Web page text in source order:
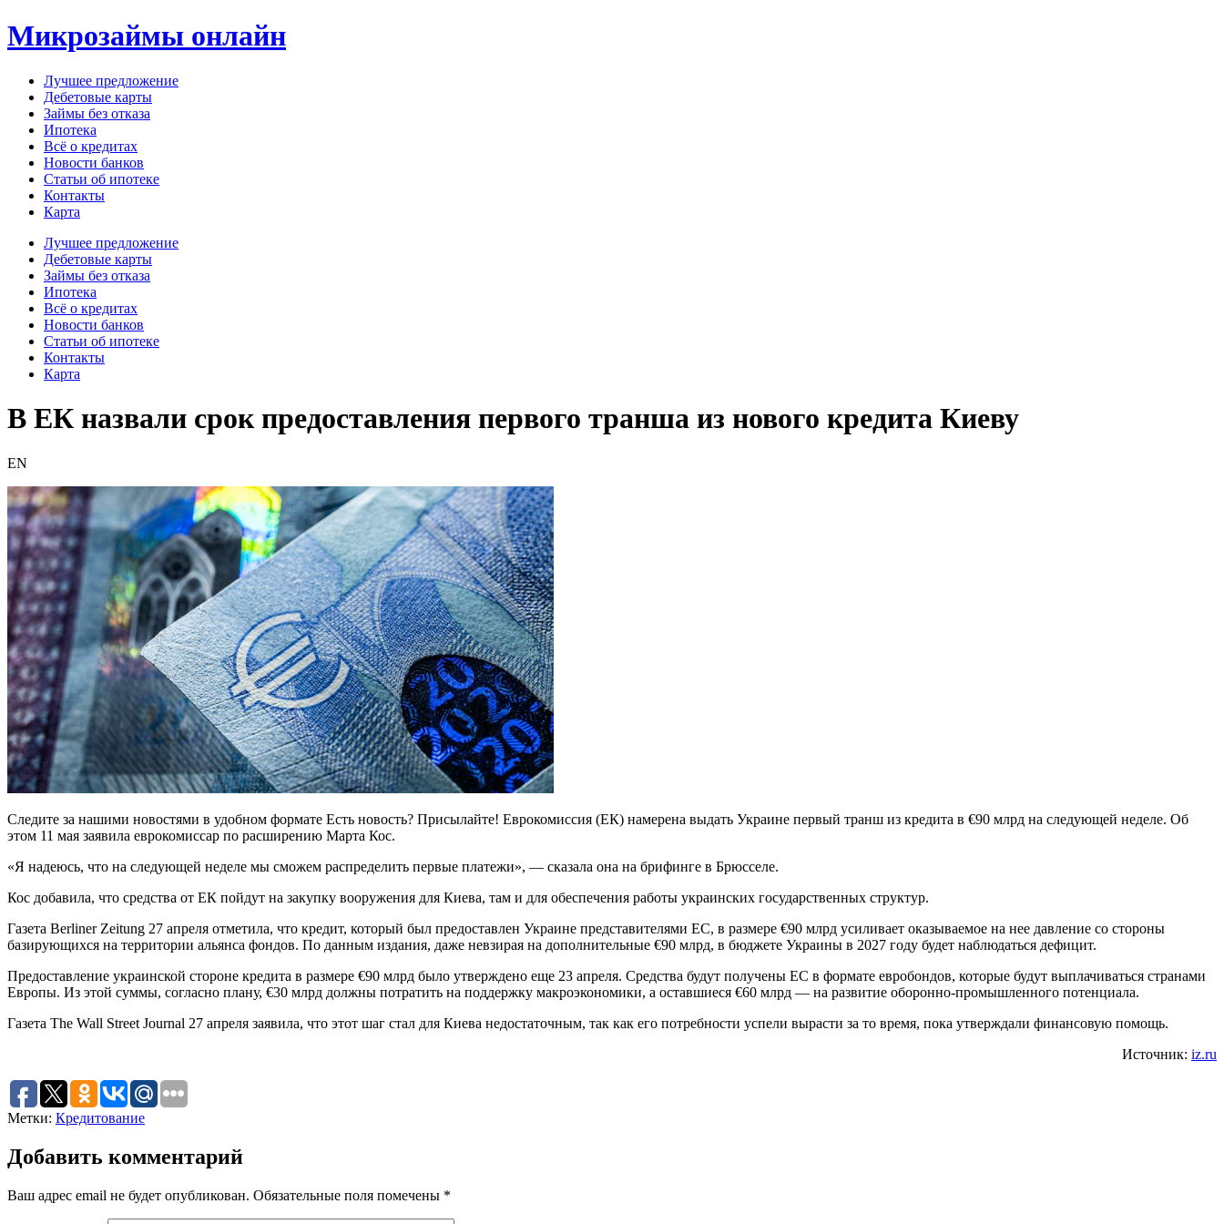
Перейти
к
Микрозаймы онлайн
Лучшее предложение
Дебетовые карты
Займы без отказа
Ипотека
Всё о кредитах
Новости банков
Статьи об ипотеке
Контакты
Карта
Меню Лучшее предложение
Дебетовые карты
Займы без отказа
Ипотека
Всё о кредитах
Новости банков
Статьи об ипотеке
Контакты
Карта
В ЕК назвали срок предоставления первого транша из нового кредита Киеву
EN
Следите за нашими новостями в удобном формате Есть новость? Присылайте! Еврокомиссия (ЕК) намерена выдать Украине первый транш из кредита в €90 млрд на следующей неделе. Об
этом 11 мая заявила еврокомиссар по расширению Марта Кос.
«Я надеюсь, что на следующей неделе мы сможем распределить первые платежи», — сказала она на брифинге в Брюсселе.
Кос добавила, что средства от ЕК пойдут на закупку вооружения для Киева, там и для обеспечения работы украинских государственных структур.
Газета Berliner Zeitung 27 апреля отметила, что кредит, который был предоставлен Украине представителями ЕС, в размере €90 млрд усиливает оказываемое на нее давление со стороны
базирующихся на территории альянса фондов. По данным издания, даже невзирая на дополнительные €90 млрд, в бюджете Украины в 2027 году будет наблюдаться дефицит.
Предоставление украинской стороне кредита в размере €90 млрд было утверждено еще 23 апреля. Средства будут получены ЕС в формате евробондов, которые будут выплачиваться странами
Европы. Из этой суммы, согласно плану, €30 млрд должны потратить на поддержку макроэкономики, а оставшиеся €60 млрд — на развитие оборонно-промышленного потенциала.
Газета The Wall Street Journal 27 апреля заявила, что этот шаг стал для Киева недостаточным, так как его потребности успели вырасти за то время, пока утверждали финанcовую помощь.
Источник: iz.ru
Метки: Кредитование
Добавить комментарий
Ваш адрес email не будет опубликован. Обязательные поля помечены *